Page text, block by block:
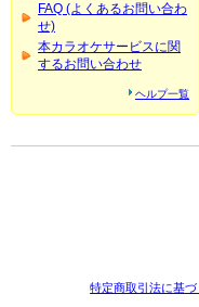
FAQ (よくあるお問い合わ
せ)
本カラオケサービスに関
するお問い合わせ
ヘルプ一覧
特定商取引法に基